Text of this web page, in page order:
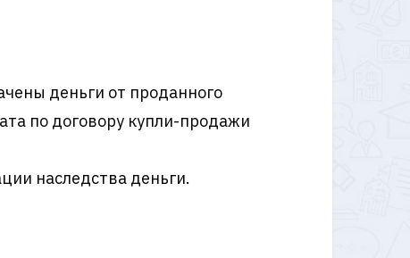
деньги от проданного
по договору купли-продажи
наследства деньги.